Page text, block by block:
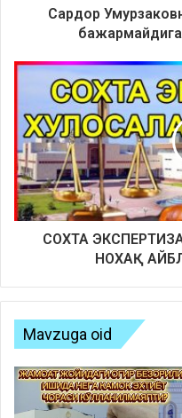
Сардор
СОХТА
НОХАҚ
Mavzuga oid